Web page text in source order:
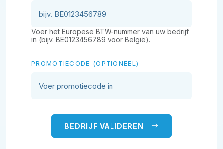
Voer het Europese BTW-nummer van uw bedrijf
in (bijv. BE0123456789 voor België).
PROMOTIECODE (OPTIONEEL)
BEDRIJF VALIDEREN